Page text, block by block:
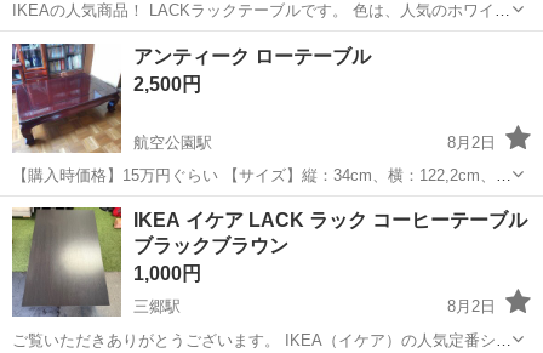
IKEAの人気商品！ LACKラックテーブルです。 色は、人気のホワイト
ステインオーク調 サイズ 55×55 高さ45センチ ・天板に汚れ、キズ
があります。 DIYなどでペイントしてお使いいただくのは...
埼玉 飯能市
アンティーク ローテーブル
2,500円
航空公園駅
8月2日
【購入時価格】15万円ぐらい 【サイズ】縦：34cm、横：122,2cm、奥
行き：82,2cm 【傷などの状態】とくに目立った傷はありません。
多少のキズはあります。 【アピールポイント】状態はいいのでまだま
だ使えます！...
埼玉 所沢市 航空公園駅 テーブル
IKEA イケア LACK ラック コーヒーテーブル
ブラックブラウン
1,000円
三郷駅
8月2日
ご覧いただきありがとうございます。 IKEA（イケア）の人気定番シリ